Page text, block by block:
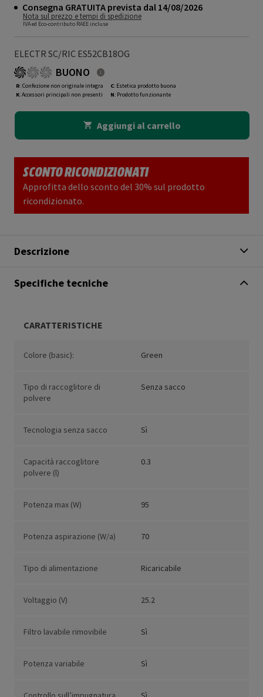
Consegna GRATUITA prevista dal 14/08/2026
Nota sul prezzo e tempi di spedizione
IVA ed Eco-contributo RAEE incluse
ELECTR SC/RIC ES52CB18OG
BUONO
R: Confezione non originale integra
K: Accessori principali non presenti
C: Estetica prodotto buona
N: Prodotto funzionante
Aggiungi al carrello
SCONTO RICONDIZIONATI
Approfitta dello sconto del 30% sul prodotto
ricondizionato.
Descrizione
Specifiche tecniche
CARATTERISTICHE
Colore (basic): Green
Tipo di raccoglitore di
polvere
Senza sacco
Tecnologia senza sacco Sì
Capacità raccoglitore
polvere (l)
0.3
Potenza max (W) 95
Potenza aspirazione (W/a) 70
Tipo di alimentazione Ricaricabile
Voltaggio (V) 25.2
Filtro lavabile rimovibile Sì
Potenza variabile Sì